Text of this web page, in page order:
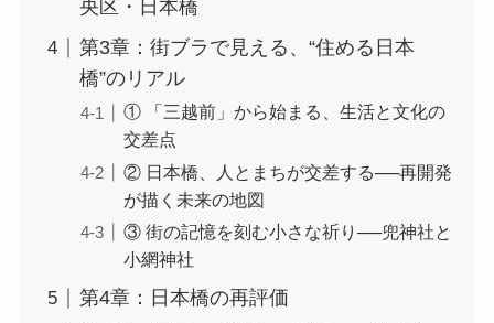
央区・日本橋
第3章：街ブラで見える、“住める日本
橋”のリアル
① 「三越前」から始まる、生活と文化の
交差点
② 日本橋、人とまちが交差する──再開発
が描く未来の地図
③ 街の記憶を刻む小さな祈り──兜神社と
小網神社
第4章：日本橋の再評価